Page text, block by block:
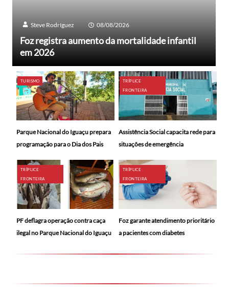
Steve Rodríguez 08/08/2026
Foz registra aumento da mortalidade infantil
em 2026
TURISMO
Parque Nacional do Iguaçu prepara
programação para o Dia dos Pais
TRÍPLICE
FRONTEIRA
Assistência Social capacita rede para
situações de emergência
TRÍPLICE
FRONTEIRA
PF deflagra operação contra caça
ilegal no Parque Nacional do Iguaçu
TRÍPLICE
FRONTEIRA
Foz garante atendimento prioritário
a pacientes com diabetes